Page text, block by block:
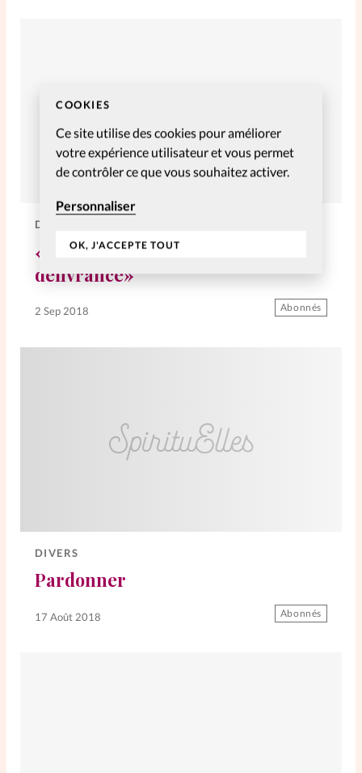
COOKIES
Ce site utilise des cookies pour améliorer
votre expérience utilisateur et vous permet
de contrôler ce que vous souhaitez activer.
Personnaliser
OK, J'ACCEPTE TOUT
DIVERS
«Cette rencontre a été une
délivrance»
2 Sep 2018 Abonnés
DIVERS
Pardonner
17 Août 2018 Abonnés